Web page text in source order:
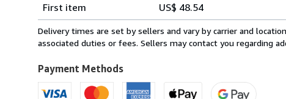
rates
from
Germany
U.S.A.
First item
US$ 48.54
Delivery times are set by sellers and vary by carrier and
associated duties or fees. Sellers may contact you regarding
Payment Methods